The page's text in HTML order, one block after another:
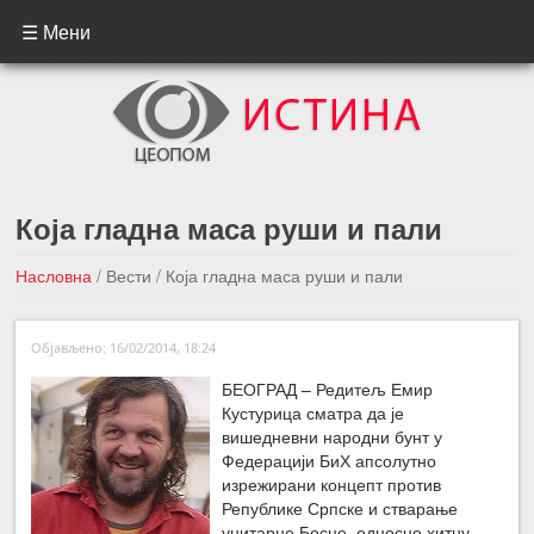
☰ Мени
Која гладна маса руши и пали
Насловна / Вести/ Која гладна маса руши и пали
←Претходна вест
Следећа вест →
Објављено: 16/02/2014, 18:24
БЕОГРАД – Редитељ Емир
Кустурица сматра да је
вишедневни народни бунт у
Федерацији БиХ апсолутно
изрежирани концепт против
Републике Српске и стварање